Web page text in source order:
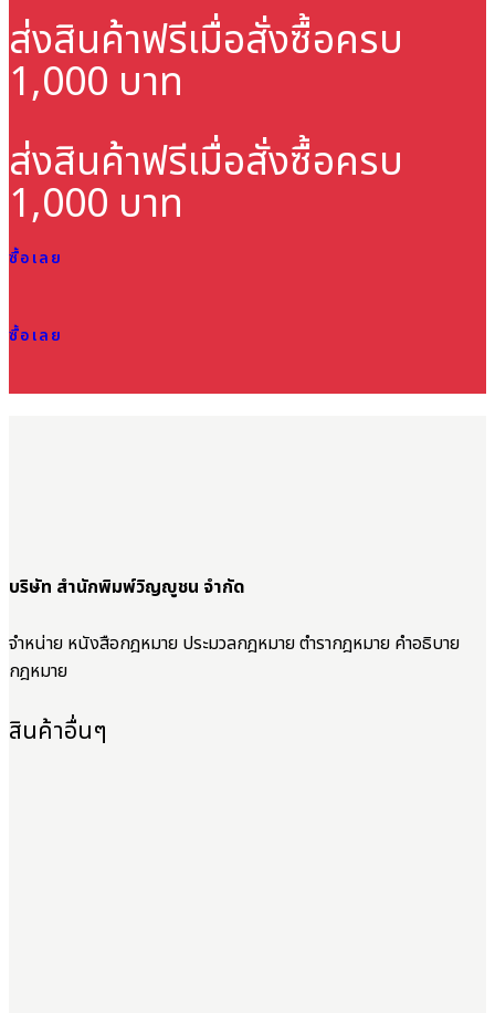
ส่งสินค้าฟรีเมื่อสั่งซื้อครบ
1,000 บาท
ส่งสินค้าฟรีเมื่อสั่งซื้อครบ
1,000 บาท
ซื้อเลย
ซื้อเลย
บริษัท สำนักพิมพ์วิญญูชน จำกัด
จำหน่าย หนังสือกฎหมาย ประมวลกฎหมาย ตำรากฎหมาย คำอธิบาย
กฎหมาย
สินค้าอื่นๆ